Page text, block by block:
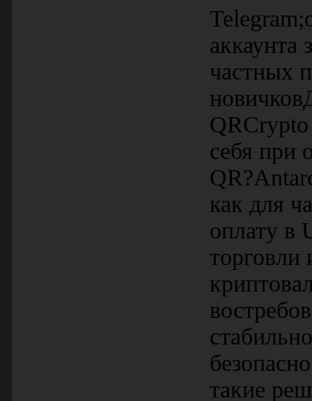
частных
себя при
как для
оплату в
торговли
такие